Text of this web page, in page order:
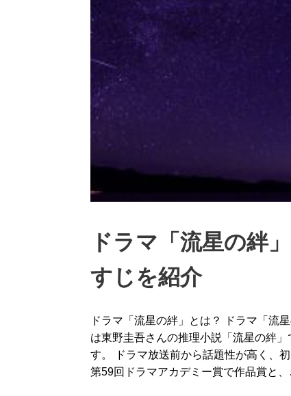
ドラマ「流星の絆
すじを紹介
ドラマ「流星の絆」とは？ ドラマ「流
は東野圭吾さんの推理小説「流星の絆
す。 ドラマ放送前から話題性が高く、
第59回ドラマアカデミー賞で作品賞と